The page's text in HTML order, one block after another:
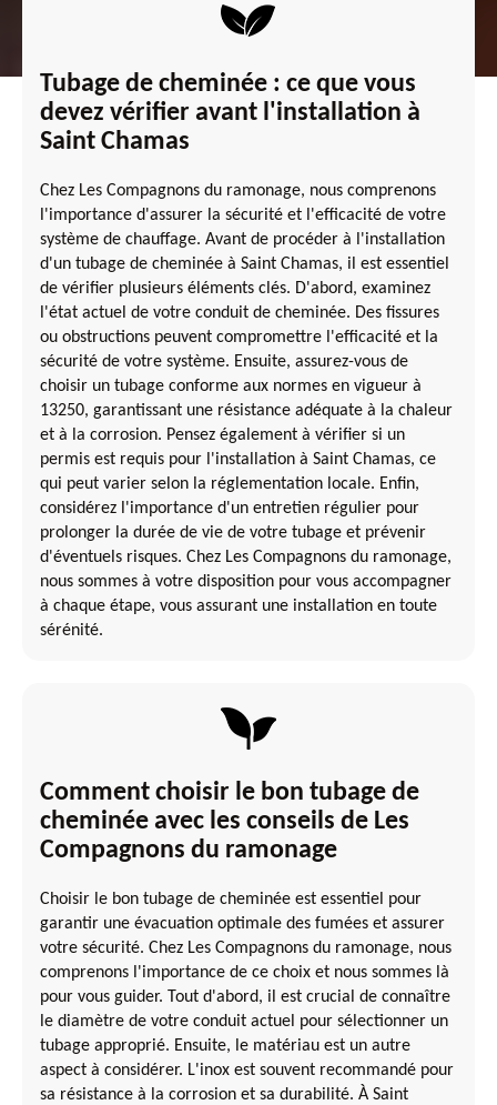
Tubage de cheminée : ce que vous
devez vérifier avant l'installation à
Saint Chamas
Chez Les Compagnons du ramonage, nous comprenons
l'importance d'assurer la sécurité et l'efficacité de votre
système de chauffage. Avant de procéder à l'installation
d'un tubage de cheminée à Saint Chamas, il est essentiel
de vérifier plusieurs éléments clés. D'abord, examinez
l'état actuel de votre conduit de cheminée. Des fissures
ou obstructions peuvent compromettre l'efficacité et la
sécurité de votre système. Ensuite, assurez-vous de
choisir un tubage conforme aux normes en vigueur à
13250, garantissant une résistance adéquate à la chaleur
et à la corrosion. Pensez également à vérifier si un
permis est requis pour l'installation à Saint Chamas, ce
qui peut varier selon la réglementation locale. Enfin,
considérez l'importance d'un entretien régulier pour
prolonger la durée de vie de votre tubage et prévenir
d'éventuels risques. Chez Les Compagnons du ramonage,
nous sommes à votre disposition pour vous accompagner
à chaque étape, vous assurant une installation en toute
sérénité.
Comment choisir le bon tubage de
cheminée avec les conseils de Les
Compagnons du ramonage
Choisir le bon tubage de cheminée est essentiel pour
garantir une évacuation optimale des fumées et assurer
votre sécurité. Chez Les Compagnons du ramonage, nous
comprenons l'importance de ce choix et nous sommes là
pour vous guider. Tout d'abord, il est crucial de connaître
le diamètre de votre conduit actuel pour sélectionner un
tubage approprié. Ensuite, le matériau est un autre
aspect à considérer. L'inox est souvent recommandé pour
sa résistance à la corrosion et sa durabilité. À Saint